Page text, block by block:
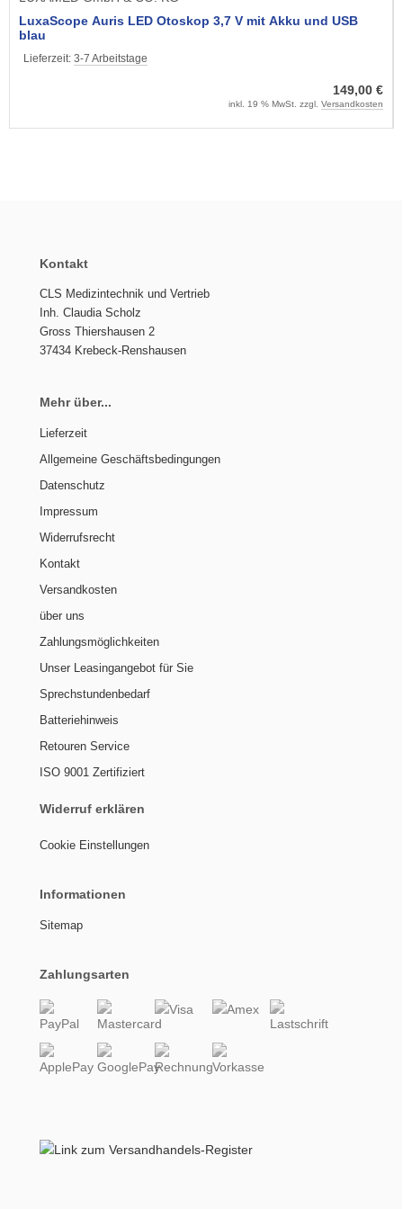
LuxaScope Auris LED Otoskop 3,7 V mit Akku und USB
blau
Lieferzeit: 3-7 Arbeitstage
149,00 €
inkl. 19 % MwSt. zzgl. Versandkosten
Kontakt
CLS Medizintechnik und Vertrieb
Inh. Claudia Scholz
Gross Thiershausen 2
37434 Krebeck-Renshausen
Mehr über...
Lieferzeit
Allgemeine Geschäftsbedingungen
Datenschutz
Impressum
Widerrufsrecht
Kontakt
Versandkosten
über uns
Zahlungsmöglichkeiten
Unser Leasingangebot für Sie
Sprechstundenbedarf
Batteriehinweis
Retouren Service
ISO 9001 Zertifiziert
Widerruf erklären
Cookie Einstellungen
Informationen
Sitemap
Zahlungsarten